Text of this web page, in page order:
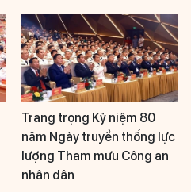
Trang trọng Kỷ niệm 80
năm Ngày truyền thống lực
lượng Tham mưu Công an
nhân dân